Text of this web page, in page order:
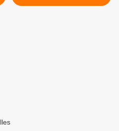
au poivron >